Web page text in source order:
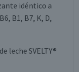
idéntico a
B1, B7, K, D,
leche SVELTY®